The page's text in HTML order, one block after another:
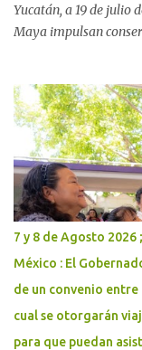
Yucatán, a 19 de julio
Maya impulsan
preserva, difunde y
comunidades,
entre el Gobierno
fortalece la
inauguración del
la zona arqueológica
riqueza de la cultura
oferta cultural y
inauguración, el
la secretaria de
7 y 8 de Agosto 2026
México : El
de un convenio entre
cual se otorgarán
para que puedan